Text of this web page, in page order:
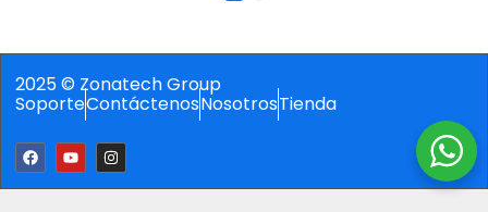
2025 © Zonatech Group
SoporteContáctenosNosotrosTienda